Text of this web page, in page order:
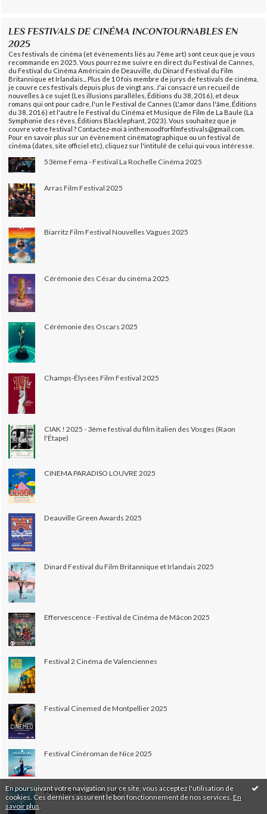
En poursuivant votre navigation sur ce site, vous acceptez l'utilisation de
cookies. Ces derniers assurent le bon fonctionnement de nos services. En
savoir plus
LES FESTIVALS DE CINÉMA INCONTOURNABLES EN
2025
Ces festivals de cinéma (et évènements liés au 7ème art) sont ceux que je vous
recommande en 2025. Vous pourrez me suivre en direct du Festival de Cannes,
du Festival du Cinéma Américain de Deauville, du Dinard Festival du Film
Britannique et Irlandais... Plus de 10 fois membre de jurys de festivals de cinéma,
je couvre ces festivals depuis plus de vingt ans. J'ai consacré un recueil de
nouvelles à ce sujet (Les illusions parallèles, Éditions du 38, 2016), et deux
romans qui ont pour cadre, l'un le Festival de Cannes (L'amor dans l'âme, Éditions
du 38, 2016) et l'autre le Festival du Cinéma et Musique de Film de La Baule (La
Symphonie des rêves, Éditions Blacklephant, 2023). Vous souhaitez que je
couvre votre festival ? Contactez-moi à inthemoodforfilmfestivals@gmail.com.
Pour en savoir plus sur un évènement cinématographique ou un festival de
cinéma (dates, site officiel etc), cliquez sur l'intitulé de celui qui vous intéresse.
53ème Fema - Festival La Rochelle Cinéma 2025
Arras Film Festival 2025
Biarritz Film Festival Nouvelles Vagues 2025
Cérémonie des César du cinéma 2025
Cérémonie des Oscars 2025
Champs-Élysées Film Festival 2025
CIAK ! 2025 - 3ème festival du film italien des Vosges (Raon
l'Étape)
CINEMA PARADISO LOUVRE 2025
Deauville Green Awards 2025
Dinard Festival du Film Britannique et Irlandais 2025
Effervescence - Festival de Cinéma de Mâcon 2025
Festival 2 Cinéma de Valenciennes
Festival Cinemed de Montpellier 2025
Festival Cinéroman de Nice 2025
Festival de Cannes 2025